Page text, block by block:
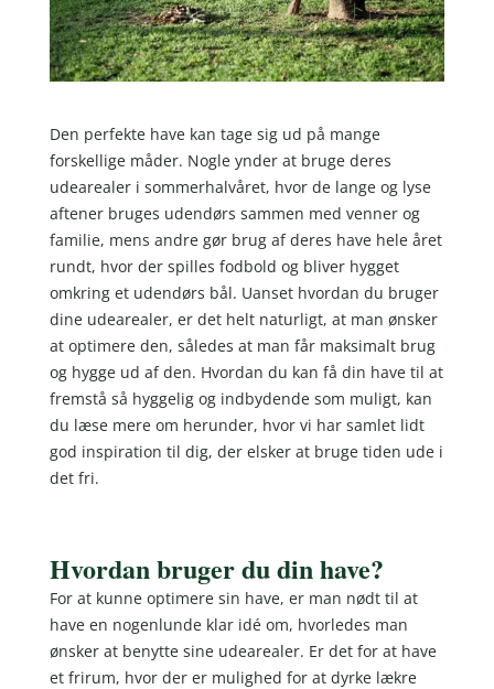
Den perfekte have kan tage sig ud på mange
forskellige måder. Nogle ynder at bruge deres
udearealer i sommerhalvåret, hvor de lange og lyse
aftener bruges udendørs sammen med venner og
familie, mens andre gør brug af deres have hele året
rundt, hvor der spilles fodbold og bliver hygget
omkring et udendørs bål. Uanset hvordan du bruger
dine udearealer, er det helt naturligt, at man ønsker
at optimere den, således at man får maksimalt brug
og hygge ud af den. Hvordan du kan få din have til at
fremstå så hyggelig og indbydende som muligt, kan
du læse mere om herunder, hvor vi har samlet lidt
god inspiration til dig, der elsker at bruge tiden ude i
det fri.
Hvordan bruger du din have?
For at kunne optimere sin have, er man nødt til at
have en nogenlunde klar idé om, hvorledes man
ønsker at benytte sine udearealer. Er det for at have
et frirum, hvor der er mulighed for at dyrke lækre